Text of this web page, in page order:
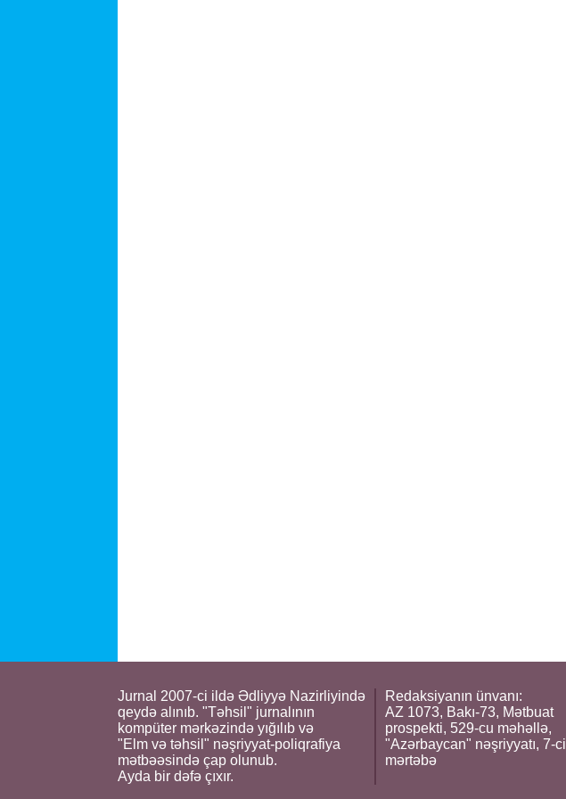
Jurnal 2007-ci ildə Ədliyyə Nazirliyində
qeydə alınıb. "Təhsil" jurnalının
kompüter mərkəzində yığılıb və
"Elm və təhsil" nəşriyyat-poliqrafiya
mətbəəsində çap olunub.
Ayda bir dəfə çıxır.
Redaksiyanın ünvanı:
AZ 1073, Bakı-73, Mətbuat
prospekti, 529-cu məhəllə,
"Azərbaycan" nəşriyyatı, 7-ci
mərtəbə